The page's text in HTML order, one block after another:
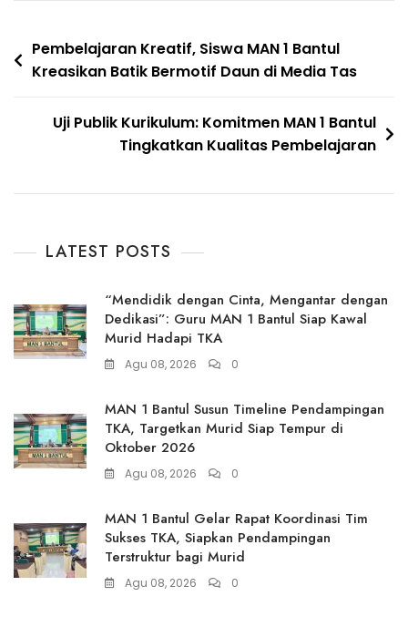
Navigasi
pos
Pembelajaran Kreatif, Siswa MAN 1 Bantul
Kreasikan Batik Bermotif Daun di Media Tas
Uji Publik Kurikulum: Komitmen MAN 1 Bantul
Tingkatkan Kualitas Pembelajaran
LATEST POSTS
“Mendidik dengan Cinta, Mengantar dengan
Dedikasi”: Guru MAN 1 Bantul Siap Kawal
Murid Hadapi TKA
Agu 08, 2026 0
MAN 1 Bantul Susun Timeline Pendampingan
TKA, Targetkan Murid Siap Tempur di
Oktober 2026
Agu 08, 2026 0
MAN 1 Bantul Gelar Rapat Koordinasi Tim
Sukses TKA, Siapkan Pendampingan
Terstruktur bagi Murid
Agu 08, 2026 0